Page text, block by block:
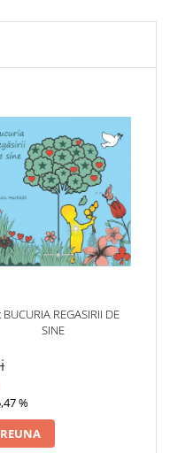
BUCURIA REGASIRII DE
SINE
%